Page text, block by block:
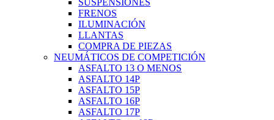
SUSPENSIONES
FRENOS
ILUMINACIÓN
LLANTAS
COMPRA DE PIEZAS
NEUMÁTICOS DE COMPETICIÓN
ASFALTO 13 O MENOS
ASFALTO 14P
ASFALTO 15P
ASFALTO 16P
ASFALTO 17P